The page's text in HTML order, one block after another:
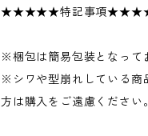
★★★★★特記事項
※梱包は簡易包装となって
※シワや型崩れしている商
方は購入をご遠慮ください。